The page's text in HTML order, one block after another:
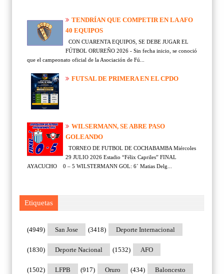
TENDRÍAN QUE COMPETIR EN LA AFO
40 EQUIPOS
CON CUARENTA EQUIPOS, SE DEBE JUGAR EL
FÚTBOL ORUREÑO 2026 - Sin fecha inicio, se conoció
que el campeonato oficial de la Asociación de Fú...
FUTSAL DE PRIMERA EN EL CPDO
WILSERMANN, SE ABRE PASO
GOLEANDO
TORNEO DE FUTBOL DE COCHABAMBA Miércoles
29 JULIO 2026 Estadio “Félix Capriles” FINAL
AYACUCHO 0 – 5 WILSTERMANN GOL: 6´ Matias Delg...
Etiquetas
San Jose
(4949) Deporte Internacional
(3418)
Deporte Nacional
(1830) AFO
(1532)
LFPB
(1502) Oruro
(917) Baloncesto
(434)